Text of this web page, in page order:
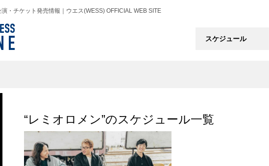
・チケット発売情報｜ウエス(WESS) OFFICIAL WEB SITE
スケジュール
“レミオロメン”のスケジュール一覧